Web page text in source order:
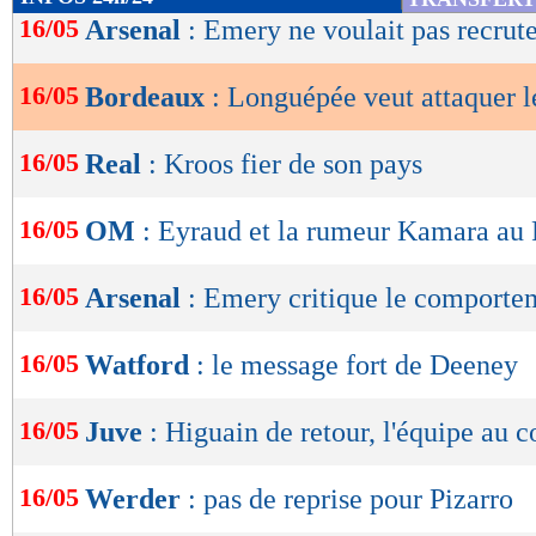
de
OK
16/05 Arsenal : Emery ne voulait pas
16/05 Bordeaux : Longuépée veut attaquer
16/05 Real : Kroos fier de son pays
16/05 OM : Eyraud et la rumeur Kamara au
16/05 Arsenal : Emery critique le
16/05 Watford : le message fort de Deeney
16/05 Juve : Higuain de retour, l'équipe au
16/05 Werder : pas de reprise pour Pizarro